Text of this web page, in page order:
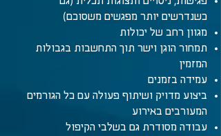
כשנדרשים יותר מפגשים משסוכם)
מגוון רחב של יכולות
תמחור הוגן וישר תוך התחשבות בגבולות
המזמין
עמידה בזמנים
ביצוע מדויק ושיתוף פעולה עם כל הגורמים
המעורבים באירוע
עבודה מסודרת גם בשלבי הקיפול